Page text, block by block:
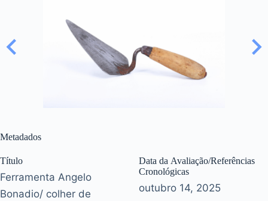
Metadados
Título
Ferramenta Angelo
Bonadio/ colher de
Data da Avaliação/Referências
Cronológicas
outubro 14, 2025